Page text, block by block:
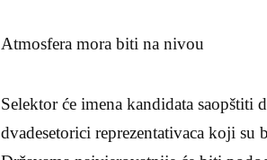
Atmosfera mora biti na nivou
Selektor će imena kandidata saopštiti
dvadesetorici reprezentativaca koji